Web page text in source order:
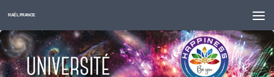
Skip to content
RAËL FRANCE